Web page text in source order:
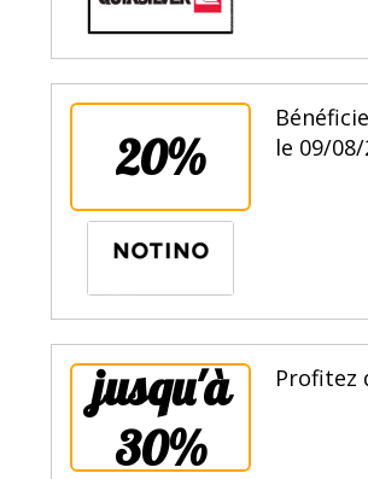
20%
le 09/08/
jusqu'à
30%
Profitez